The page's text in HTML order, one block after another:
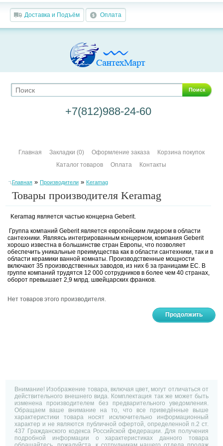
Доставка и Подъём Оплата
Поиск
+7(812)988-24-60
Главная Закладки (0) Оформление заказа
Корзина покупок
Каталог товаров
Оплата Контакты
Главная» Производители» Keramag
Товары производителя Keramag
Keramag является частью концерна Geberit.
Группа компаний Geberit является европейским лидером в области
сантехники. Являясь интегрированным концерном, компания Geberit
хорошо известна в большинстве стран Европы, что позволяет
обеспечить уникальные преимущества как в области сантехники, так и в
области керамики ванной комнаты. Производственные мощности
включают 35 производственных заводов, из них 6 за границами ЕС. В
группе компаний трудятся 12 000 сотрудников в более чем 40 странах,
оборот превышает 2,9 млрд. швейцарских франков.
Нет товаров этого производителя.
Продолжить
Внимание! Изображение товара, включая цвет, могут отличаться от
действительного внешнего вида. Комплектация так же может быть
изменена производителем без предварительного уведомления.
Обращаем ваше внимание на то, что все приведённые выше
характеристики товара носят исключительно информационный
характер и не являются публичной офертой, определенной п.2 ст.
437 Гражданского кодекса Российской федерации. Для получения
подробной информации о характеристиках данного товара